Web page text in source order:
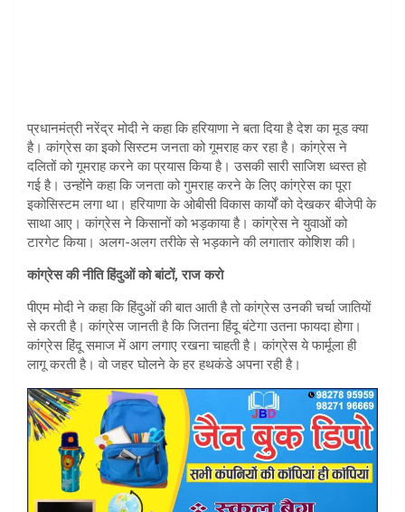
प्रधानमंत्री नरेंद्र मोदी ने कहा कि हरियाणा ने बता दिया है देश का मूड क्या
है। कांग्रेस का इको सिस्टम जनता को गूमराह कर रहा है। कांग्रेस ने
दलितों को गूमराह करने का प्रयास किया है। उसकी सारी साजिश ध्वस्त हो
गई है। उन्होंने कहा कि जनता को गुमराह करने के लिए कांग्रेस का पूरा
इकोसिस्टम लगा था। हरियाणा के ओबीसी विकास कार्यों को देखकर बीजेपी के
साथा आए। कांग्रेस ने किसानों को भड़काया है। कांग्रेस ने युवाओं को
टारगेट किया। अलग-अलग तरीके से भड़काने की लगातार कोशिश की।
कांग्रेस की नीति हिंदुओं को बांटों, राज करो
पीएम मोदी ने कहा कि हिंदुओं की बात आती है तो कांग्रेस उनकी चर्चा जातियों
से करती है। कांग्रेस जानती है कि जितना हिंदू बंटेगा उतना फायदा होगा।
कांग्रेस हिंदू समाज में आग लगाए रखना चाहती है। कांग्रेस ये फार्मूला ही
लागू करती है। वो जहर घोलने के हर हथकंडे अपना रही है।